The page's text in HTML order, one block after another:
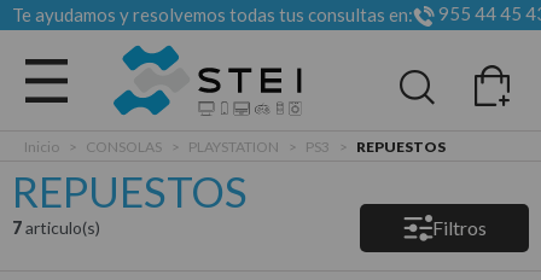
Te ayudamos y resolvemos todas tus consultas en: 955 44 45
Todas las categorias
Inicio > CONSOLAS > PLAYSTATION > PS3 > REPUESTOS
REPUESTOS
7articulo(s) Filtros